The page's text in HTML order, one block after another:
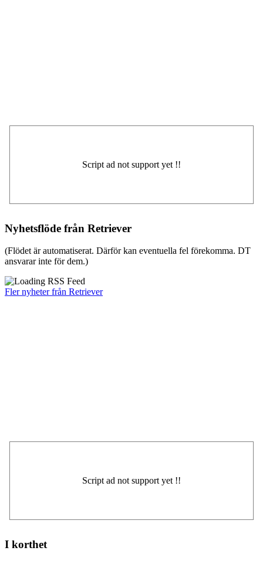
Nyhetsflöde från Retriever
(Flödet är automatiserat. Därför kan eventuella fel förekomma. DT
ansvarar inte för dem.)
Fler nyheter från Retriever
I korthet